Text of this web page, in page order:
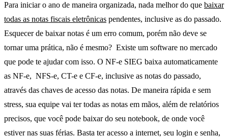
Para iniciar o ano de maneira organizada, nada melhor do que baixar
todas as notas fiscais eletrônicas pendentes, inclusive as do passado.
Esquecer de baixar notas é um erro comum, porém não deve se
tornar uma prática, não é mesmo? Existe um software no mercado
que pode te ajudar com isso. O NF-e SIEG baixa automaticamente
as NF-e, NFS-e, CT-e e CF-e, inclusive as notas do passado,
através das chaves de acesso das notas. De maneira rápida e sem
stress, sua equipe vai ter todas as notas em mãos, além de relatórios
precisos, que você pode baixar do seu notebook, de onde você
estiver nas suas férias. Basta ter acesso a internet, seu login e senha,